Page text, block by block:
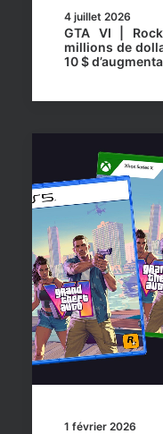
4 juillet 2026
GTA VI |
millions de
10 $
1 février 2026